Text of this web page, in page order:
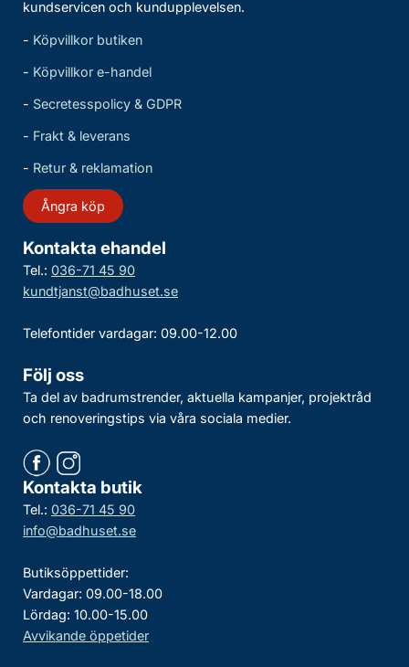
kundservicen och kundupplevelsen.
- Köpvillkor butiken
- Köpvillkor e-handel
- Secretesspolicy & GDPR
- Frakt & leverans
- Retur & reklamation
Ångra köp
Kontakta ehandel
Tel.: 036-71 45 90
kundtjanst@badhuset.se
Telefontider vardagar: 09.00-12.00
Följ oss
Ta del av badrumstrender, aktuella kampanjer, projektråd
och renoveringstips via våra sociala medier.
Kontakta butik
Tel.: 036-71 45 90
info@badhuset.se
Butiksöppettider:
Vardagar: 09.00-18.00
Lördag: 10.00-15.00
Avvikande öppetider